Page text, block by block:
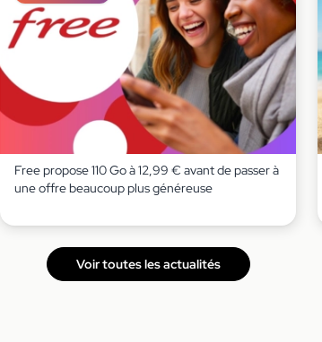
Free propose 110 Go à 12,99 € avant de passer à
une offre beaucoup plus généreuse
Voir toutes les actualités